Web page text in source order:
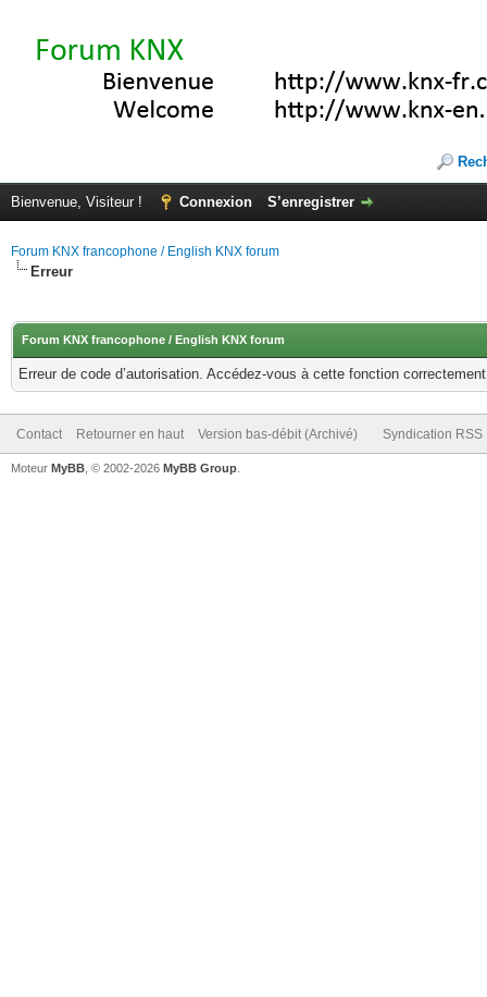
Bienvenue, Visiteur ! Connexion S’enregistrer
Forum KNX francophone / English KNX forum
Erreur
Forum KNX francophone / English KNX forum
Erreur de code d’autorisation. Accédez-vous à cette fonction
Contact Retourner en haut Version bas-débit (Archivé) Syndication RSS
Moteur MyBB , © 2002-2026 MyBB Group